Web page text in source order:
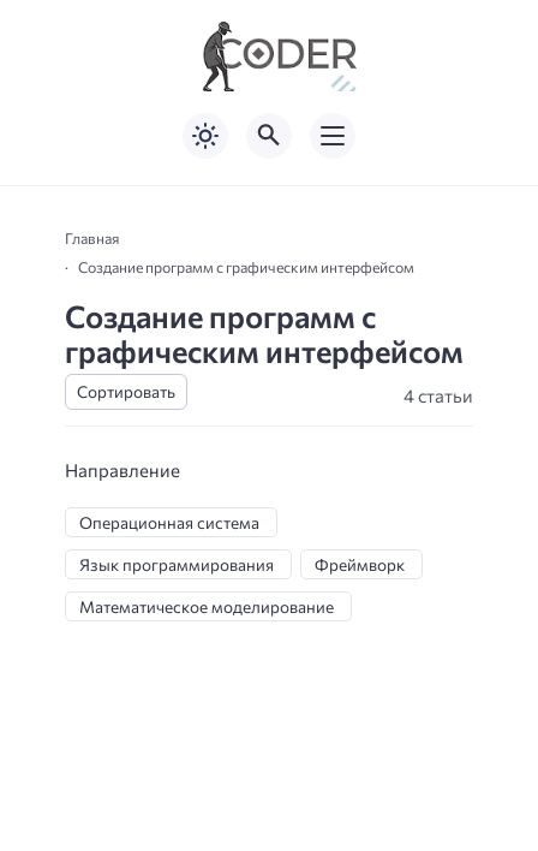
Главная
Создание программ с графическим интерфейсом
Создание программ с
графическим интерфейсом
4 статьи
Направление
Операционная система
Язык программирования Фреймворк
Математическое моделирование